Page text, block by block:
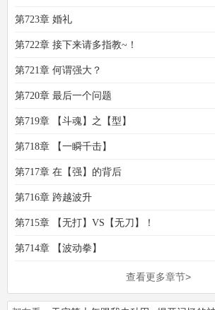
第723章 婚礼
第722章 接下来请多指教~！
第721章 何谓强大？
第720章 最后一个问题
第719章 【斗魂】之【型】
第718章 【一瞬千击】
第717章 在【强】的背后
第716章 跨越波升
第715章 【无打】VS【无刀】！
第714章 【波动拳】
查看更多章节>